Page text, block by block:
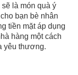
là món quà ý
bạn bè nhân
tiền mặt áp dụng
hàng một cách
yêu thương.